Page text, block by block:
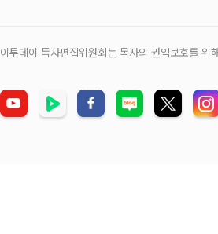
이투데이 독자편집위원회는 독자의 권익보호를 위